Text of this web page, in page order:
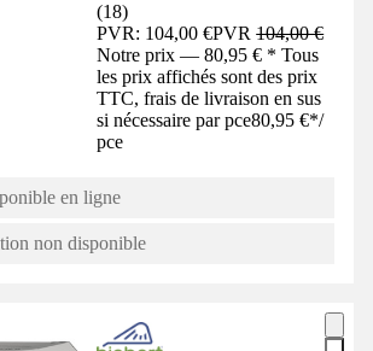
(18)
PVR: 104,00 €PVR104,00 €
Notre prix — 80,95 € * Tous
les prix affichés sont des prix
TTC, frais de livraison en sus
si nécessaire par pce80,95 €*/
pce
en ligne
non disponible